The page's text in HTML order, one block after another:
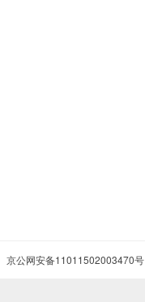
京公网安备11011502003470号